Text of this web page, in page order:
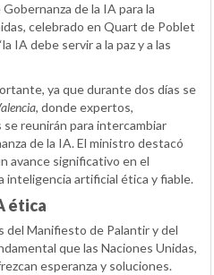
de la IA para la
celebrado en Quart de Poblet
IA debe servir a la paz y a las
ya que durante dos días se
, donde expertos,
reunirán para intercambiar
de la IA. El ministro destacó
avance significativo en el
inteligencia artificial ética y fiable.
ética
del Manifiesto de Palantir y del
que las Naciones Unidas,
esperanza y soluciones.